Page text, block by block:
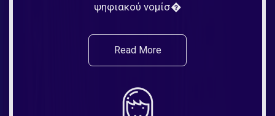
ψηφιακού νομίσ�
Read More